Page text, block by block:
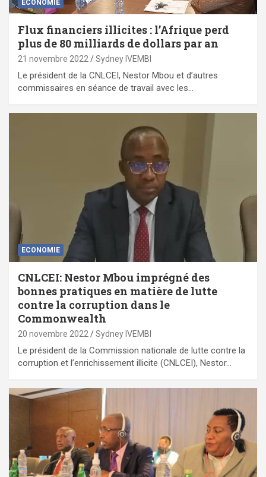
ECONOMIE
Flux financiers illicites : l’Afrique perd
plus de 80 milliards de dollars par an
21 novembre 2022 Sydney IVEMBI
Le président de la CNLCEI, Nestor Mbou et d’autres
commissaires en séance de travail avec les…
ECONOMIE
CNLCEI: Nestor Mbou imprégné des
bonnes pratiques en matière de lutte
contre la corruption dans le
Commonwealth
20 novembre 2022 Sydney IVEMBI
Le président de la Commission nationale de lutte contre la
corruption et l’enrichissement illicite (CNLCEI), Nestor…